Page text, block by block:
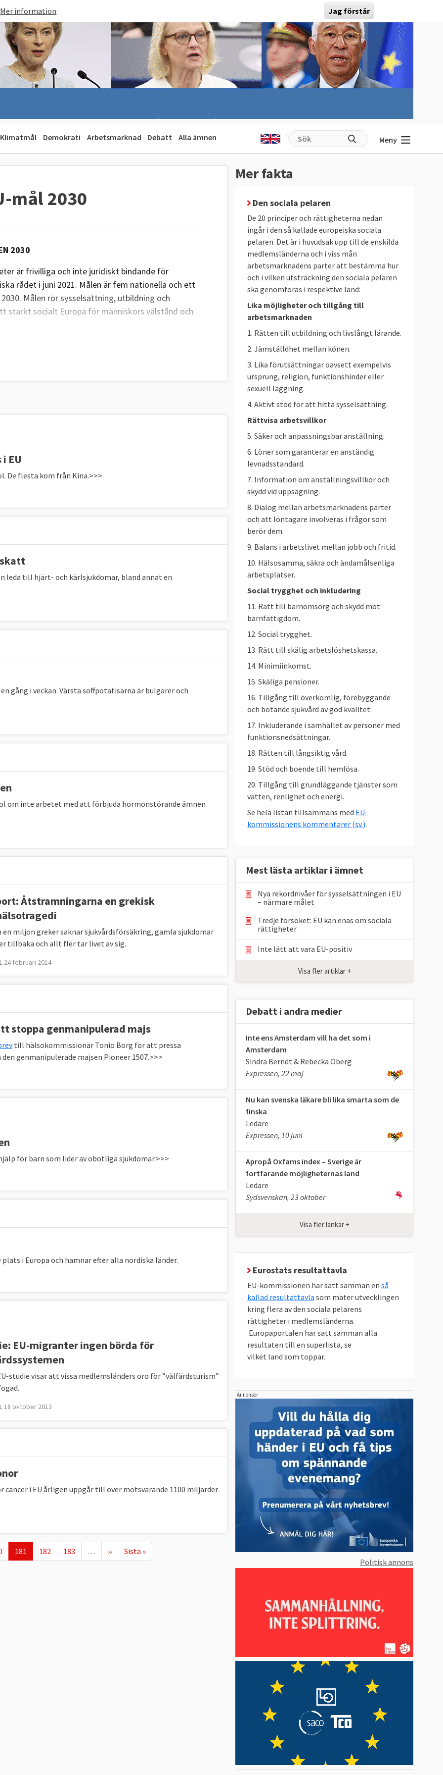
Mer information Jag förstår
Klimatmål Demokrati Arbetsmarknad Debatt Alla ämnen Meny
mål 2030
2030
är frivilliga och inte juridiskt bindande för
rådet i juni 2021. Målen är fem nationella och ett
Målen rör sysselsättning, utbildning och
starkt socialt Europa för människors välstånd och
procent" av alla invånare mellan 20 och 64 år ska
en sysselsättningsgrad på över 78 procent.
Minst
återstod 1,9 procentenheter till EU-målet på minst
ska EU enligt handlingsplanen sträva efter
och kvinnors lägre (män 78,9% - kvinnor
ligger på en skillnad på högst – 5,9 procent, se
och barnomsorg till
eller studerar i åldern 15–29 år från 12,6 %
EU 2025 Sverige 2025
11,0 % 5,9 %
eller kompetensutveckling varje år
i ministerrådet andelen vara 47 procent.
av alla i ålder 16-74 år ska ha grundläggande
med högst grundskoleutbildning “minskas
“bör öka”.
läge
%
%
%
ner fil, nästa datauppdatering enligt Eurostat är
varav
till 2030är att gruppen ska minska med minst 15
fem miljoner ska vara barn.
i riskzonen med nästa 3,5 miljoner personer i EU,
I Sverige 2025
som antalet barn i gruppen minskade med 2
jmf 2019
Sverige 2025
var 92,2 miljoner
miljoner
personer
och socialpolitik
EU
De flesta kom från Kina.>>>
leda till hjärt- och kärlsjukdomar, bland annat en
gång i veckan. Värsta soffpotatisarna är bulgarer och
om inte arbetet med att förbjuda hormonstörande ämnen
Åtstramningarna en grekisk
en miljon greker saknar sjukvårdsförsäkring, gamla sjukdomar
tillbaka och allt fler tar livet av sig.
24 februari 2014
stoppa genmanipulerad majs
till hälsokommissionär Tonio Borg för att pressa
genmanipulerade majsen Pioneer 1507.>>>
för barn som lider av obotliga sjukdomar.>>>
i Europa och hamnar efter alla nordiska länder.
EU-migranter ingen börda för
studie visar att vissa medlemsländers oro för ”välfärdsturism”
18 oktober 2013
i EU årligen uppgår till över motsvarande 1100 miljarder
Nuvarande sida
181 Page
182 Page
183 … Nästa sida
›› Sista sidan
Sista »
Mer fakta
Den sociala pelaren
De 20 principer och rättigheterna nedan
ingår i den så kallade europeiska sociala
pelaren. Det är i huvudsak upp till de enskilda
medlemsländerna och i viss mån
arbetsmarknadens parter att bestämma hur
och i vilken utsträckning den sociala pelaren
ska genomföras i respektive land:
Lika möjligheter och tillgång till
arbetsmarknaden
1. Rätten till utbildning och livslångt lärande.
2. Jämställdhet mellan könen.
3. Lika förutsättningar oavsett exempelvis
ursprung, religion, funktionshinder eller
sexuell läggning.
4. Aktivt stöd för att hitta sysselsättning.
Rättvisa arbetsvillkor
5. Säker och anpassningsbar anställning.
6. Löner som garanterar en anständig
levnadsstandard.
7. Information om anställningsvillkor och
skydd vid uppsägning.
8. Dialog mellan arbetsmarknadens parter
och att löntagare involveras i frågor som
berör dem.
9. Balans i arbetslivet mellan jobb och fritid.
10. Hälsosamma, säkra och ändamålsenliga
arbetsplatser.
Social trygghet och inkludering
11. Rätt till barnomsorg och skydd mot
barnfattigdom.
12. Social trygghet.
13. Rätt till skälig arbetslöshetskassa.
14. Minimiinkomst.
15. Skäliga pensioner.
16. Tillgång till överkomlig, förebyggande
och botande sjukvård av god kvalitet.
17. Inkluderande i samhället av personer med
funktionsnedsättningar.
18. Rätten till långsiktig vård.
19. Stöd och boende till hemlösa.
20. Tillgång till grundläggande tjänster som
vatten, renlighet och energi.
Se hela listan tillsammans med EU-
kommissionens kommentarer (sv.).
Mest lästa artiklar i ämnet
Nya rekordnivåer för sysselsättningen i EU
– närmare målet
Tredje försöket: EU kan enas om sociala
rättigheter
Inte lätt att vara EU-positiv
Visa fler artiklar +
Debatt i andra medier
Inte ens Amsterdam vill ha det som i
Amsterdam
Sindra Berndt & Rebecka Öberg
Expressen, 22 maj
Nu kan svenska läkare bli lika smarta som de
finska
Ledare
Expressen, 10 juni
Apropå Oxfams index – Sverige är
fortfarande möjligheternas land
Ledare
Sydsvenskan, 23 oktober
Visa fler länkar +
Eurostats resultattavla
EU-kommissionen har satt samman en så
kallad resultattavla som mäter utvecklingen
kring flera av den sociala pelarens
rättigheter i medlemsländerna.
Europaportalen har satt samman alla
resultaten till en superlista, se
vilket land som toppar.
Annonser
Politisk annons